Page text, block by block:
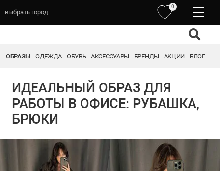
выбрать город
0
ОБРАЗЫ ОДЕЖДА ОБУВЬ АКСЕССУАРЫ БРЕНДЫ АКЦИИ БЛОГ
ИДЕАЛЬНЫЙ ОБРАЗ ДЛЯ
РАБОТЫ В ОФИСЕ: РУБАШКА,
БРЮКИ